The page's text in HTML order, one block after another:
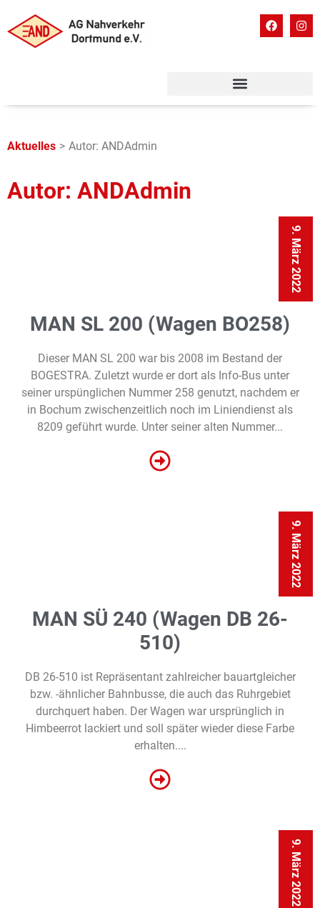
Aktuelles > Autor: ANDAdmin
Autor: ANDAdmin
9. März 2022
MAN SL 200 (Wagen BO258)
Dieser MAN SL 200 war bis 2008 im Bestand der
BOGESTRA. Zuletzt wurde er dort als Info-Bus unter
seiner urspünglichen Nummer 258 genutzt, nachdem er
in Bochum zwischenzeitlich noch im Liniendienst als
8209 geführt wurde. Unter seiner alten Nummer...
9. März 2022
MAN SÜ 240 (Wagen DB 26-
510)
DB 26-510 ist Repräsentant zahlreicher bauartgleicher
bzw. -ähnlicher Bahnbusse, die auch das Ruhrgebiet
durchquert haben. Der Wagen war ursprünglich in
Himbeerrot lackiert und soll später wieder diese Farbe
erhalten....
9. März 2022